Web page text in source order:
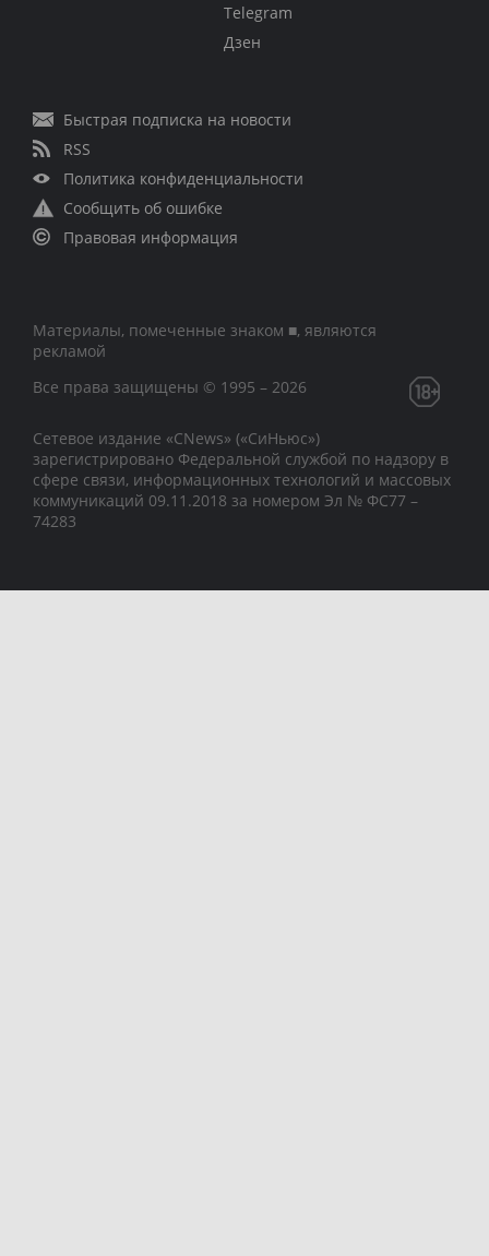
Telegram
Дзен
Быстрая подписка на новости
RSS
Политика конфиденциальности
Сообщить об ошибке
Правовая информация
Материалы, помеченные знаком ■, являются
рекламой
Все права защищены © 1995 – 2026
Сетевое издание «CNews» («СиНьюс»)
зарегистрировано Федеральной службой по надзору в
сфере связи, информационных технологий и массовых
коммуникаций 09.11.2018 за номером Эл № ФС77 –
74283